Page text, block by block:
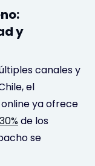
y
canales y
el
ya ofrece
30%de los
se